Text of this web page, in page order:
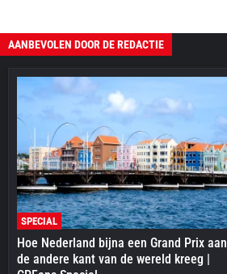
AANBEVOLEN DOOR DE REDACTIE
SPECIAL
Hoe Nederland bijna een Grand Prix aan
de andere kant van de wereld kreeg |